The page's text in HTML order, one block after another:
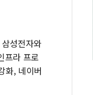
성전자와
프라 프로
화, 네이버